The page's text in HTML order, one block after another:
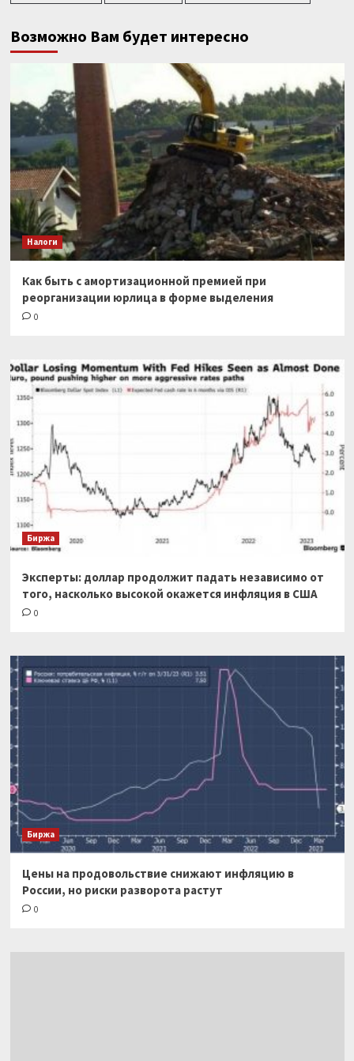
Возможно Вам будет интересно
Налоги
Как быть с амортизационной премией при
реорганизации юрлица в форме выделения
0
Биржа
Эксперты: доллар продолжит падать независимо от
того, насколько высокой окажется инфляция в США
0
Биржа
Цены на продовольствие снижают инфляцию в
России, но риски разворота растут
0